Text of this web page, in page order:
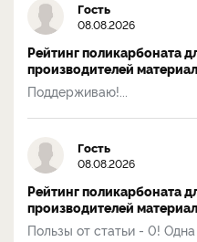
Гость
08.08.2026
Рейтинг поликарбоната
производителей
Поддерживаю!...
Гость
08.08.2026
Рейтинг поликарбоната
производителей
Пользы от статьи - 0! Одна